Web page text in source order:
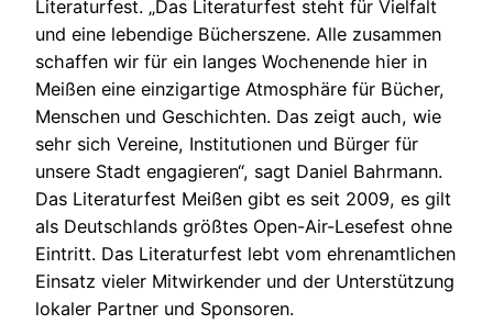
Literaturfest. „Das Literaturfest steht für Vielfalt
und eine lebendige Bücherszene. Alle zusammen
schaffen wir für ein langes Wochenende hier in
Meißen eine einzigartige Atmosphäre für Bücher,
Menschen und Geschichten. Das zeigt auch, wie
sehr sich Vereine, Institutionen und Bürger für
unsere Stadt engagieren“, sagt Daniel Bahrmann.
Das Literaturfest Meißen gibt es seit 2009, es gilt
als Deutschlands größtes Open-Air-Lesefest ohne
Eintritt. Das Literaturfest lebt vom ehrenamtlichen
Einsatz vieler Mitwirkender und der Unterstützung
lokaler Partner und Sponsoren.